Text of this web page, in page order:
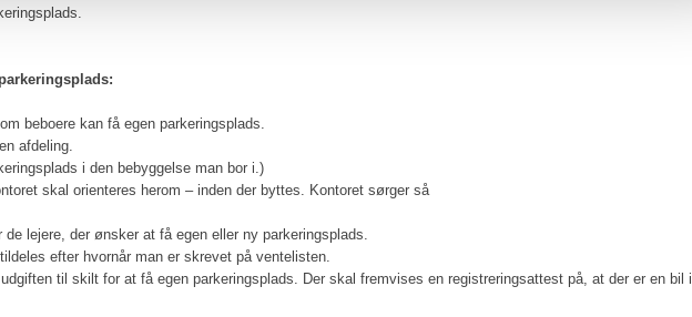
beboere kan få egen parkeringsplads.
afdeling.
i den bebyggelse man bor i.)
skal orienteres herom – inden der byttes. Kontoret sørger så
lejere, der ønsker at få egen eller ny parkeringsplads.
efter hvornår man er skrevet på ventelisten.
til skilt for at få egen parkeringsplads. Der skal fremvises en registreringsattest på, at der er en bil i